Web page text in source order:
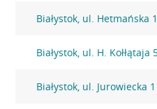
Białystok, ul. Hetmańska
Białystok, ul. H. Kołłątaja
Białystok, ul. Jurowiecka 1